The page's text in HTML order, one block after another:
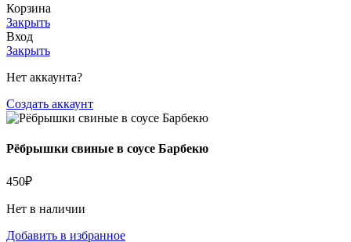
Корзина
Закрыть
Вход
Закрыть
Нет аккаунта?
Создать аккаунт
Рёбрышки свиные в соусе Барбекю
450₽
Нет в наличии
Добавить в избранное